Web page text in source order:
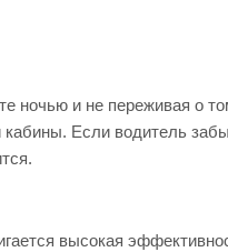
ночью и не переживая о
кабины. Если водитель
высокая